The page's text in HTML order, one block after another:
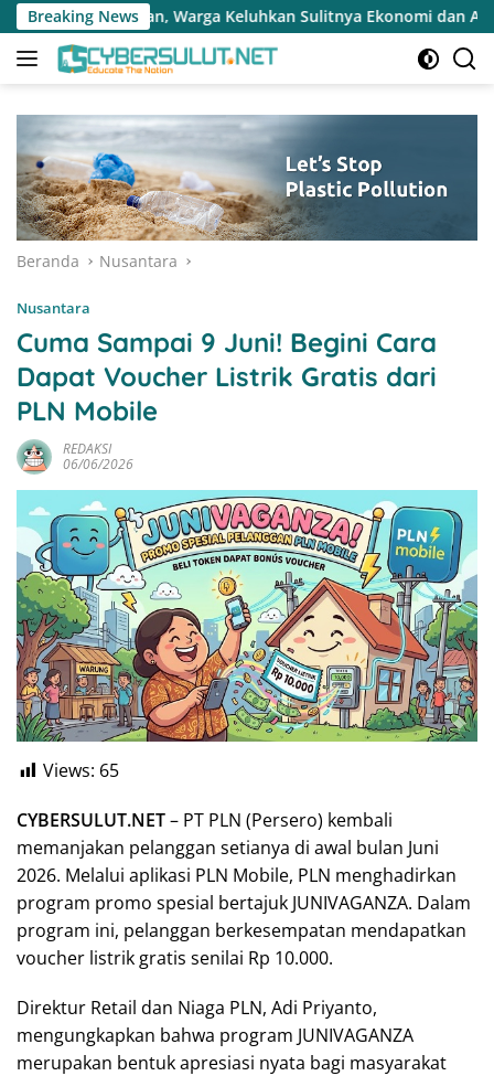
Langsung
ke
konten
Breaking News
Sulitnya Ekonomi dan Akses Pasar UMKM
Beranda Nusantara
Nusantara
Cuma Sampai 9 Juni! Begini Cara
Dapat Voucher Listrik Gratis dari
PLN Mobile
REDAKSI
06/06/2026
Views: 65
CYBERSULUT.NET– PT PLN (Persero) kembali
memanjakan pelanggan setianya di awal bulan Juni
2026. Melalui aplikasi PLN Mobile, PLN menghadirkan
program promo spesial bertajuk JUNIVAGANZA. Dalam
program ini, pelanggan berkesempatan mendapatkan
voucher listrik gratis senilai Rp 10.000.
Direktur Retail dan Niaga PLN, Adi Priyanto,
mengungkapkan bahwa program JUNIVAGANZA
merupakan bentuk apresiasi nyata bagi masyarakat